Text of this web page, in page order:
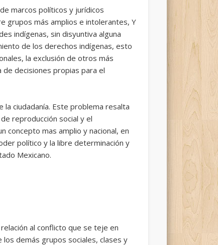
marcos políticos y jurídicos
grupos más amplios e intolerantes, Y
indígenas, sin disyuntiva alguna
de los derechos indígenas, esto
la exclusión de otros más
decisiones propias para el
ciudadanía. Este problema resalta
reproducción social y el
concepto mas amplio y nacional, en
político y la libre determinación y
Mexicano.
al conflicto que se teje en
los demás grupos sociales, clases y